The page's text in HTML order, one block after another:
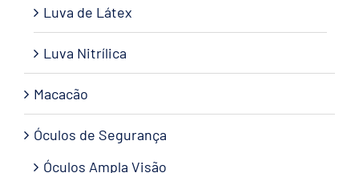
Luva de Látex
Luva Nitrílica
Macacão
Óculos de Segurança
Óculos Ampla Visão